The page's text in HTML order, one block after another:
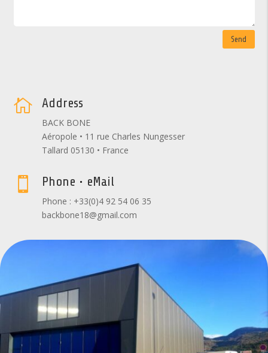
Send
 Address
BACK BONE
Aéropole • 11 rue Charles Nungesser
Tallard 05130 • France
 Phone • eMail
Phone : +33(0)4 92 54 06 35
backbone18@gmail.com